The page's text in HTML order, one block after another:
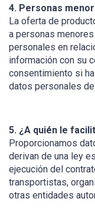
4. Personas
La oferta de
a personas
personales en
información con su
consentimiento si
datos personales
5. ¿A quién le
Proporcionamos
derivan de una ley
ejecución del
transportistas,
otras entidades